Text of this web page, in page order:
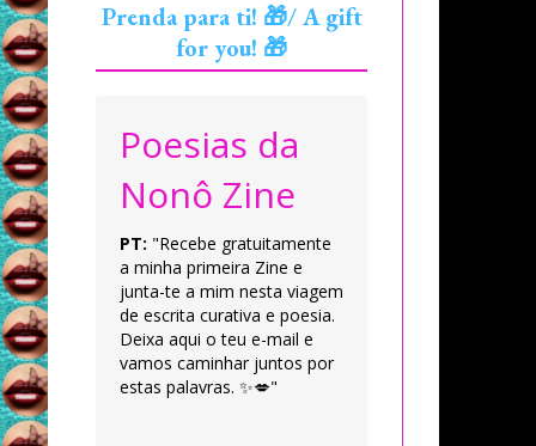
Prenda para ti! 🎁/ A gift
for you! 🎁
Poesias da
Nonô Zine
PT: "Recebe gratuitamente
a minha primeira Zine e
junta-te a mim nesta viagem
de escrita curativa e poesia.
Deixa aqui o teu e-mail e
vamos caminhar juntos por
estas palavras. ✨💋"